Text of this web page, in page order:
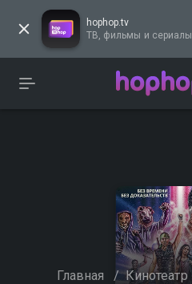
hophop.tv
ТВ, фильмы и сериалы
Главная / Кинотеатр